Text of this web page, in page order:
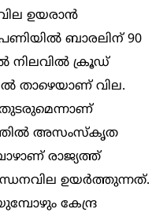
ഉയരാന്‍
ബാരലിന് 90
നിലവില്‍ ക്രൂഡ്
താഴെയാണ് വില.
അസംസ്‌കൃത
രാജ്യത്ത്
ഉയര്‍ത്തുന്നത്.
കേന്ദ്ര